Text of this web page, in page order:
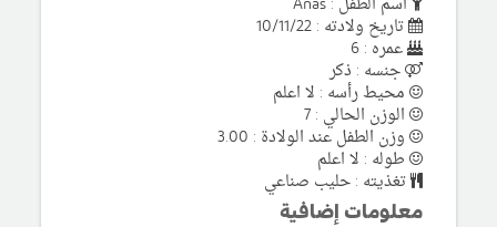
تاريخ ولادته : 10/11/22
عمره : 6
جنسه : ذكر
محيط رأسه : لا اعلم
الوزن الحالي : 7
وزن الطفل عند الولادة : 3.00
طوله : لا اعلم
تغذيته : حليب صناعي
معلومات إضافية